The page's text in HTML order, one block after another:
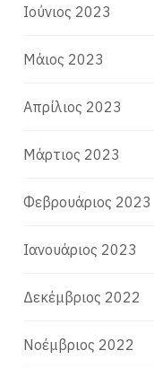
Ιούνιος 2023
Μάιος 2023
Απρίλιος 2023
Μάρτιος 2023
Φεβρουάριος 2023
Ιανουάριος 2023
Δεκέμβριος 2022
Νοέμβριος 2022